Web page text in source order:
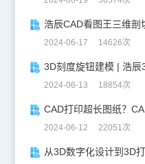
2024-06-17 14626次
3D刻度旋钮建模 | 浩辰
2024-06-13 18854次
CAD打印超长图纸？
2024-06-12 22051次
从3D数字化设计到3D